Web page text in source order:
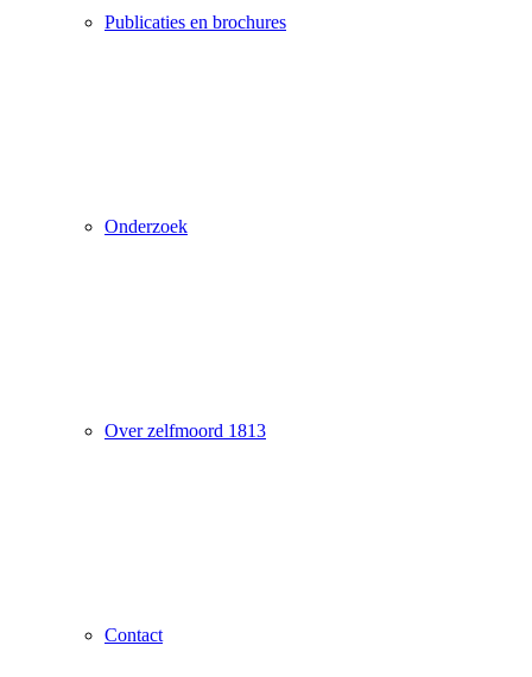
Publicaties en brochures
Onderzoek
Over zelfmoord 1813
Contact